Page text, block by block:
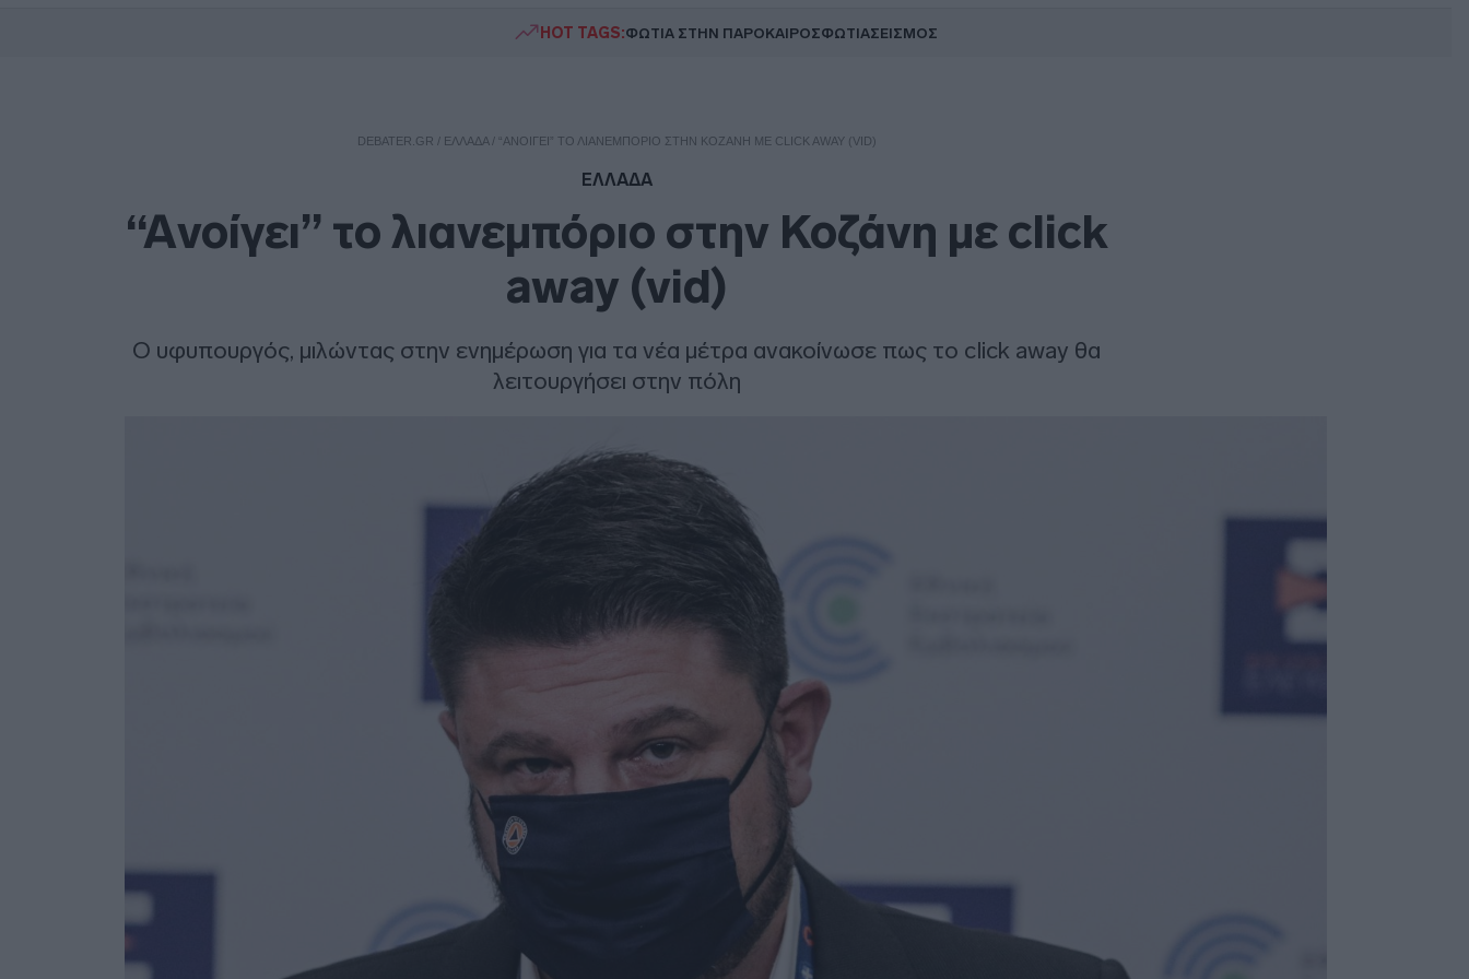
HOT TAGS:ΦΩΤΙΑ ΣΤΗΝ ΠΑΡΟΚΑΙΡΟΣΦΩΤΙΑΣΕΙΣΜΟΣ
DEBATER.GR / ΕΛΛΑΔΑ/ “AΝΟΊΓΕΙ” ΤΟ ΛΙΑΝΕΜΠΌΡΙΟ ΣΤΗΝ ΚΟΖΆΝΗ ΜΕ CLICK AWAY (VID)
ΕΛΛΑΔΑ
“Aνοίγει” το λιανεμπόριο στην Κοζάνη με click
away (vid)
Ο υφυπουργός, μιλώντας στην ενημέρωση για τα νέα μέτρα ανακοίνωσε πως το click away θα
λειτουργήσει στην πόλη